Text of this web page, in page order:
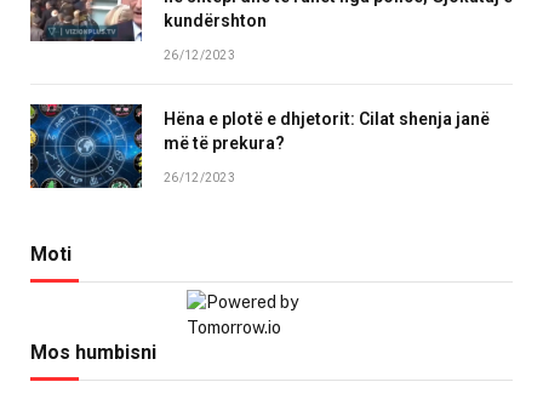
kundërshton
26/12/2023
Hëna e plotë e dhjetorit: Cilat shenja janë
më të prekura?
26/12/2023
Moti
Mos humbisni